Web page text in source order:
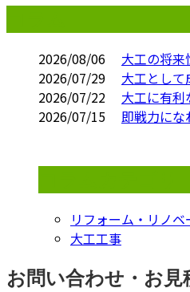
2026/08/06
大工の将来
2026/07/29
大工とし
2026/07/22
大工に有利
2026/07/15
即戦力に
リフォーム・リノベ
大工工事
お問い合わせ・お見